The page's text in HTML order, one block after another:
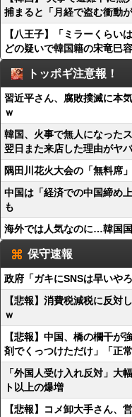
捕まると「月経で盗む衝動
【八王子】「ミラーくらい
どの疑いで韓国籍の宋竜巳
トッポギ注意報！
習近平さん、腐敗撲滅に本
ｗ
韓国、火事で無人になった
翌日また来店した理由がヤ
隅田川花火大会の「無料席
中国は「経済での中国締め
も
海外では人気なのに…韓国
保守速報
政府「ガキにSNSは早いや
【悲報】消費税減税に反対
ｗ
【悲報】中国、橋の欄干
剤でくっつけただけ」「正
「外国人受け入れ反対」
ト以上の爆増
【悲報】コメ卸大手さん